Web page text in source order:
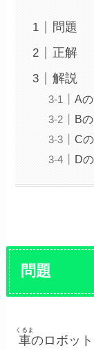
問題
正解
解説
A
B
C
D
問題
車
くるま
のロボッ